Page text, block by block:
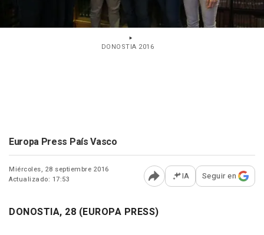
DONOSTIA 2016
Europa Press País Vasco
Miércoles, 28 septiembre 2016
Actualizado: 17:53
Abrir opciones para
IA Seguir en
DONOSTIA, 28 (EUROPA PRESS)